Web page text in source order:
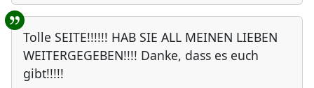
Tolle SEITE!!!!!! HAB SIE ALL MEINEN LIEBEN
WEITERGEGEBEN!!!! Danke, dass es euch
gibt!!!!!